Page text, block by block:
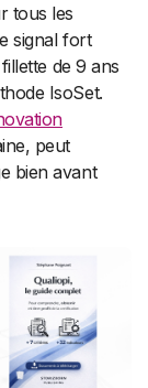
tous les
signal fort
de 9 ans
IsoSet.
peut
bien avant